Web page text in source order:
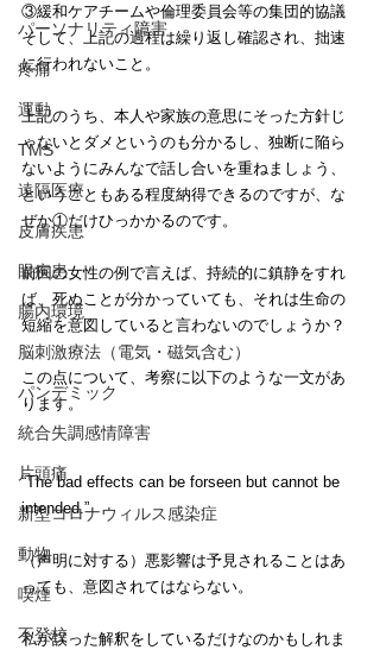
パーソナリティ障害
疼痛
運動
TMS
遠隔医療
皮膚疾患
眼疾患
腸内環境
脳刺激療法（電気・磁気含む）
パンデミック
統合失調感情障害
片頭痛
新型コロナウィルス感染症
動物
喫煙
不登校
③緩和ケアチームや倫理委員会等の集団的協議
そして、上記の過程は繰り返し確認され、拙速
に行われないこと。
上記のうち、本人や家族の意思にそった方針じ
ゃないとダメというのも分かるし、独断に陥ら
ないようにみんなで話し合いを重ねましょう、
ということもある程度納得できるのですが、な
ぜか①だけひっかかるのです。
前回の女性の例で言えば、持続的に鎮静をすれ
ば、死ぬことが分かっていても、それは生命の
短縮を意図していると言わないのでしょうか？
この点について、考察に以下のような一文があ
ります。
“The bad effects can be forseen but cannot be
intended.”
（声明に対する）悪影響は予見されることはあ
っても、意図されてはならない。
私が誤った解釈をしているだけなのかもしれま